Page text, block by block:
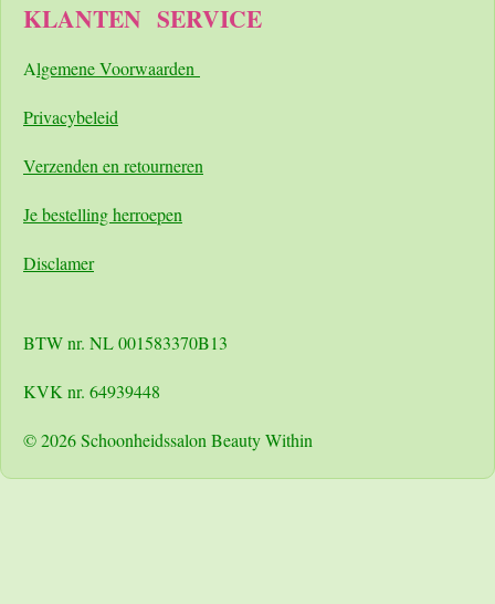
KLANTEN SERVICE
Algemene Voorwaarden
Privacybeleid
Verzenden en retourneren
Je bestelling herroepen
Disclamer
BTW nr. NL 001583370B13
KVK nr. 64939448
© 2026 Schoonheidssalon Beauty Within